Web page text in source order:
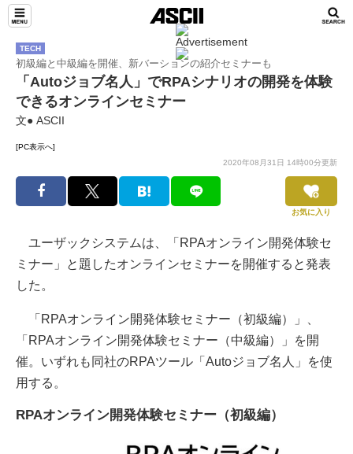
TECH
初級編と中級編を開催、新バーションの紹介セミナーも
「Autoジョブ名人」でRPAシナリオの開発を体験
できるオンラインセミナー
文● ASCII
[PC表示へ]
2020年08月31日 14時00分更新
お気に入り
ユーザックシステムは、「RPAオンライン開発体験セ
ミナー」と題したオンラインセミナーを開催すると発表
した。
「RPAオンライン開発体験セミナー（初級編）」、
「RPAオンライン開発体験セミナー（中級編）」を開
催。いずれも同社のRPAツール「Autoジョブ名人」を使
用する。
RPAオンライン開発体験セミナー（初級編）